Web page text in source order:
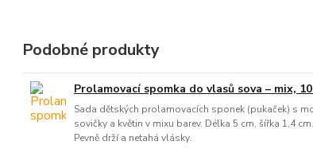
Podobné produkty
Prolamovací spomka do vlasů sova – mix,
Sada dětských prolamovacích sponek (pukaček) s
sovičky a květin v mixu barev. Délka 5 cm, šířka 1,4 cm.
Pevně drží a netahá vlásky.